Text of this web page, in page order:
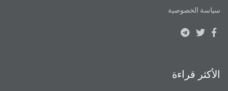
سياسة الخصوصية
الأكثر قراءة